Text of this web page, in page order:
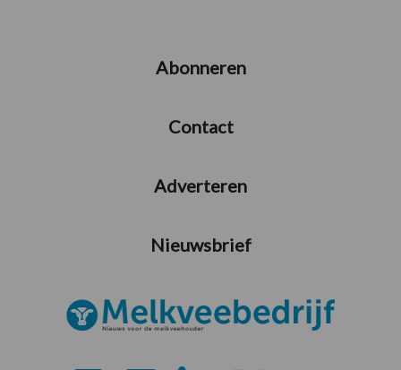
Abonneren
Contact
Adverteren
Nieuwsbrief